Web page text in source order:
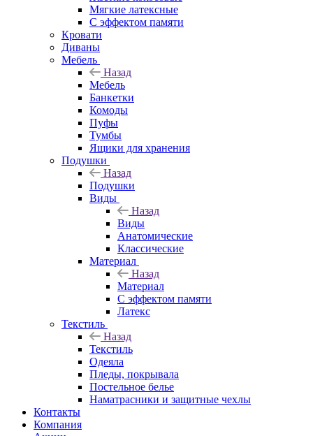
Мягкие латексные
С эффектом памяти
Кровати
Диваны
Мебель
Назад
Мебель
Банкетки
Комоды
Пуфы
Тумбы
Ящики для хранения
Подушки
Назад
Подушки
Виды
Назад
Виды
Анатомические
Классические
Материал
Назад
Материал
С эффектом памяти
Латекс
Текстиль
Назад
Текстиль
Одеяла
Пледы, покрывала
Постельное белье
Наматрасники и защитные чехлы
Контакты
Компания